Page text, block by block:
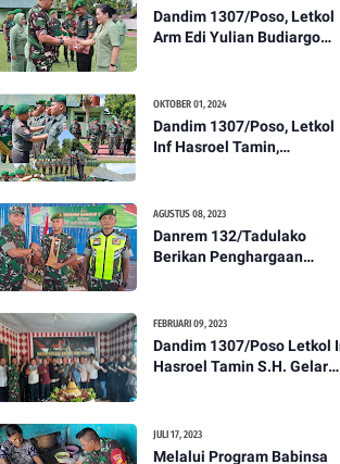
Pencegahan DBD
Dandim 1307/Poso, Letkol
Arm Edi Yulian Budiargo
1307/Poso
OKTOBER 01, 2024
Dandim 1307/Poso, Letkol
Inf Hasroel Tamin,
Kenaikan Pangkat Personel
Kodim 1307/Poso
AGUSTUS 08, 2023
Danrem 132/Tadulako
Berikan Penghargaan
FEBRUARI 09, 2023
Dandim 1307/Poso Letkol
Hasroel Tamin S.H. Gelar
Tahun 2023
JULI 17, 2023
Melalui Program Babinsa